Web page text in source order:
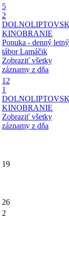
5
2
KINOBRANIE
Ponuka - denný letný
tábor Lamáčik
Zobraziť všetky
záznamy z dňa
12
1
KINOBRANIE
Zobraziť všetky
záznamy z dňa
19
26
2